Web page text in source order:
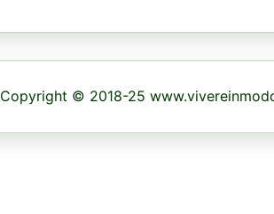
Copyright © 2018-25